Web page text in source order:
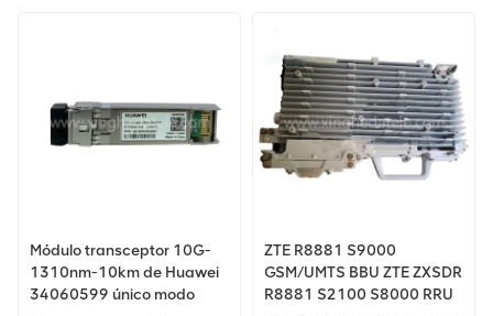
Módulo transceptor 10G-
1310nm-10km de Huawei
34060599 único modo
ZTE R8881 S9000
GSM/UMTS BBU ZTE ZXSDR
R8881 S2100 S8000 RRU